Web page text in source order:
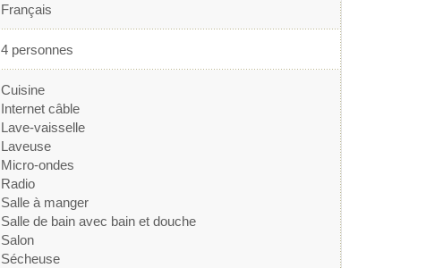
Français
4 personnes
Cuisine
Internet câble
Lave-vaisselle
Laveuse
Micro-ondes
Radio
Salle à manger
Salle de bain avec bain et douche
Salon
Sécheuse